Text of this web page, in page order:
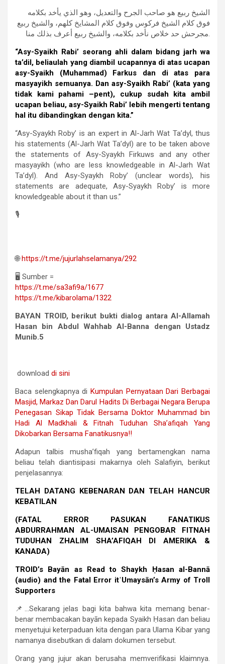
الشيخ ربيع هو صاحب الجرح والتعديل، وهو الذي يأخد بكلامه
فوق كلام الشيخ فركوس وفوق كلام المشايخ كلهم، والشيخ ربيع
مجرحش حد خلاص نأخد بكلامه، والشيخ ربيع أعرف بذلك منا.
“Asy-Syaikh Rabi’ seorang ahli dalam bidang jarh wa
ta’dil, beliaulah yang diambil ucapannya di atas ucapan
asy-Syaikh (Muhammad) Farkus dan di atas para
masyayikh semuanya. Dan asy-Syaikh Rabi’ (kata yang
tidak kami pahami –pent), cukup sudah kita ambil
ucapan beliau, asy-Syaikh Rabi’ lebih mengerti tentang
hal itu dibandingkan dengan kita.”
“Asy-Syaykh Roby’ is an expert in Al-Jarh Wat Ta’dyl, thus
his statements (Al-Jarh Wat Ta’dyl) are to be taken above
the statements of Asy-Syaykh Firkuws and any other
masyayikh (who are less knowledgeable in Al-Jarh Wat
Ta’dyl). And Asy-Syaykh Roby’ (unclear words), his
statements are adequate, Asy-Syaykh Roby’ is more
knowledgeable about it than us.”
🎙
🌐https://t.me/jujurlahselamanya/292
🖥 Sumber =
https://t.me/sa3afi9a/1677
https://t.me/kibarolama/1322
BAYAN TROID, berikut bukti dialog antara Al-Allamah
Hasan bin Abdul Wahhab Al-Banna dengan Ustadz
Munib.5
download di sini
Baca selengkapnya di Kumpulan Pernyataan Dari Berbagai
Masjid, Markaz Dan Darul Hadits Di Berbagai Negara Berupa
Penegasan Sikap Tidak Bersama Doktor Muhammad bin
Hadi Al Madkhali & Fitnah Tuduhan Sha’afiqah Yang
Dikobarkan Bersama Fanatikusnya!!
Adapun talbis musha’fiqah yang bertamengkan nama
beliau telah diantisipasi makarnya oleh Salafiyin, berikut
penjelasannya:
TELAH DATANG KEBENARAN DAN TELAH HANCUR
KEBATILAN
(FATAL ERROR PASUKAN FANATIKUS
ABDURRAHMAN AL-UMAISAN PENGOBAR FITNAH
TUDUHAN ZHALIM SHA’AFIQAH DI AMERIKA &
KANADA)
TROID’s Bayān as Read to Shaykh Ḥasan al-Bannā
(audio) and the Fatal Error itʿUmaysān’s Army of Troll
Supporters
📌…Sekarang jelas bagi kita bahwa kita memang benar-
benar membacakan bayān kepada Syaikh Ḥasan dan beliau
menyetujui keterpaduan kita dengan para Ulama Kibar yang
namanya disebutkan di dalam dokumen tersebut.
Orang yang jujur ​​akan berusaha memverifikasi klaimnya.